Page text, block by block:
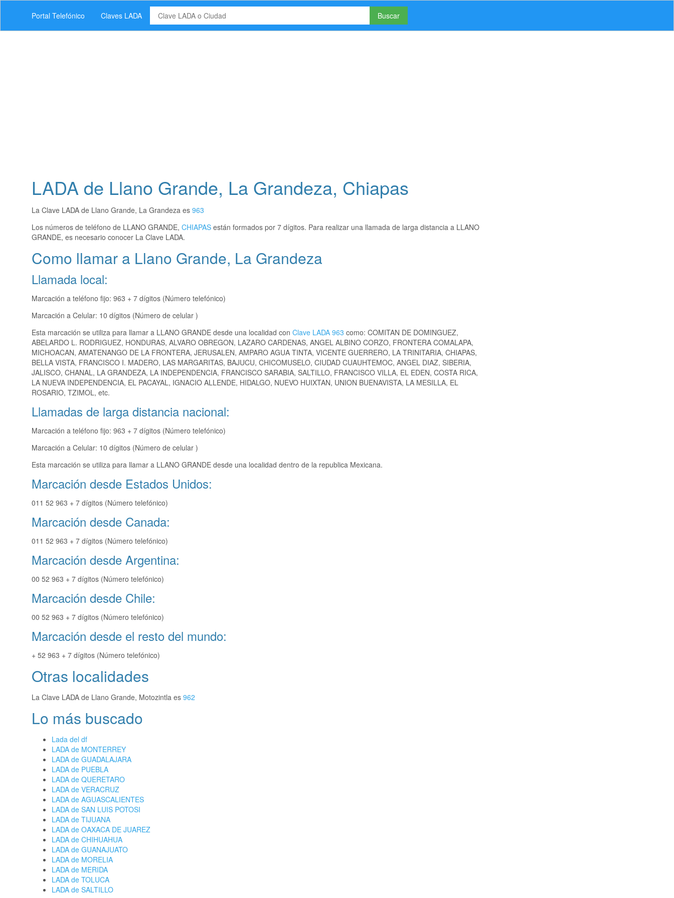
Portal Telefónico Claves LADA Buscar
LADA de Llano Grande, La Grandeza, Chiapas
La Clave LADA de Llano Grande, La Grandeza es 963
Los números de teléfono de LLANO GRANDE, CHIAPAS están formados por 7 dígitos. Para realizar una llamada de larga distancia a LLANO
GRANDE, es necesario conocer La Clave LADA.
Como llamar a Llano Grande, La Grandeza
Llamada local:
Marcación a teléfono fijo: 963 + 7 dígitos (Número telefónico)
Marcación a Celular: 10 dígitos (Número de celular )
Esta marcación se utiliza para llamar a LLANO GRANDE desde una localidad con Clave LADA 963 como: COMITAN DE DOMINGUEZ,
ABELARDO L. RODRIGUEZ, HONDURAS, ALVARO OBREGON, LAZARO CARDENAS, ANGEL ALBINO CORZO, FRONTERA COMALAPA,
MICHOACAN, AMATENANGO DE LA FRONTERA, JERUSALEN, AMPARO AGUA TINTA, VICENTE GUERRERO, LA TRINITARIA, CHIAPAS,
BELLA VISTA, FRANCISCO I. MADERO, LAS MARGARITAS, BAJUCU, CHICOMUSELO, CIUDAD CUAUHTEMOC, ANGEL DIAZ, SIBERIA,
JALISCO, CHANAL, LA GRANDEZA, LA INDEPENDENCIA, FRANCISCO SARABIA, SALTILLO, FRANCISCO VILLA, EL EDEN, COSTA RICA,
LA NUEVA INDEPENDENCIA, EL PACAYAL, IGNACIO ALLENDE, HIDALGO, NUEVO HUIXTAN, UNION BUENAVISTA, LA MESILLA, EL
ROSARIO, TZIMOL, etc.
Llamadas de larga distancia nacional:
Marcación a teléfono fijo: 963 + 7 dígitos (Número telefónico)
Marcación a Celular: 10 dígitos (Número de celular )
Esta marcación se utiliza para llamar a LLANO GRANDE desde una localidad dentro de la republica Mexicana.
Marcación desde Estados Unidos:
011 52 963 + 7 dígitos (Número telefónico)
Marcación desde Canada:
011 52 963 + 7 dígitos (Número telefónico)
Marcación desde Argentina:
00 52 963 + 7 dígitos (Número telefónico)
Marcación desde Chile:
00 52 963 + 7 dígitos (Número telefónico)
Marcación desde el resto del mundo:
+ 52 963 + 7 dígitos (Número telefónico)
Otras localidades
La Clave LADA de Llano Grande, Motozintla es 962
Lo más buscado
Lada del df
LADA de MONTERREY
LADA de GUADALAJARA
LADA de PUEBLA
LADA de QUERETARO
LADA de VERACRUZ
LADA de AGUASCALIENTES
LADA de SAN LUIS POTOSI
LADA de TIJUANA
LADA de OAXACA DE JUAREZ
LADA de CHIHUAHUA
LADA de GUANAJUATO
LADA de MORELIA
LADA de MERIDA
LADA de TOLUCA
LADA de SALTILLO